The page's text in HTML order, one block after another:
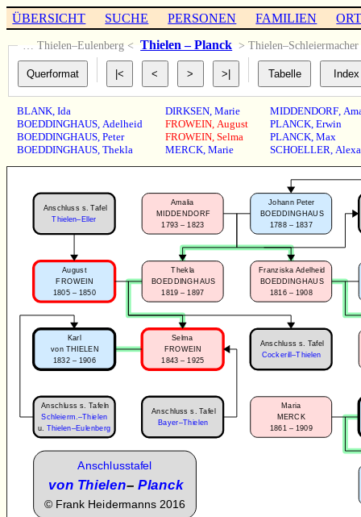
ÜBERSICHT SUCHE PERSONEN FAMILIEN
… Thielen–Eulenberg < Thielen – Planck >
BLANK,Ida
BOEDDINGHAUS,Adelheid
BOEDDINGHAUS,Peter
BOEDDINGHAUS,Thekla
DIRKSEN, Marie
FROWEIN, August
FROWEIN, Selma
MERCK, Marie
MIDDENDORF,
PLANCK, Erwin
PLANCK, Max
SCHOELLER,
August
FROWEIN
1805 – 1850
Thekla
BOEDDINGHAUS
1819 – 1897
Karl
von THIELEN
1832 – 1906
Selma
FROWEIN
1843 – 1925
Johann Peter
BOEDDINGHAUS
1788 – 1837
Amalia
MIDDENDORF
1793 – 1823
Anschluss s. Tafel
Cockerill–Thielen
Anschluss s. Tafel
Thielen–Eller
Franziska Adelheid
BOEDDINGHAUS
1816 – 1908
Maria
MERCK
1861 – 1909
Anschluss s. Tafel
Bayer–Thielen
Anschlusstafel
von Thielen–Planck
© Frank Heidermanns 2016
Anschluss s. Tafeln
Schleierm.–Thielen
u. Thielen–Eulenberg